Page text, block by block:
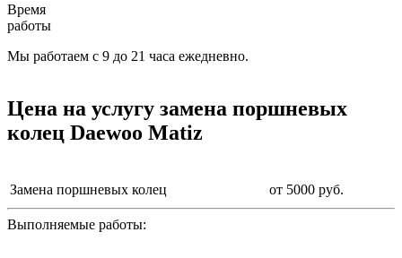
Время
работы
Мы работаем с 9 до 21 часа ежедневно.
Цена на услугу замена поршневых
колец Daewoo Matiz
Замена поршневых колец от 5000 руб.
Выполняемые работы: